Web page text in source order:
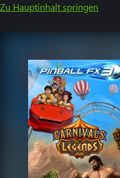
Zu Hauptinhalt springen